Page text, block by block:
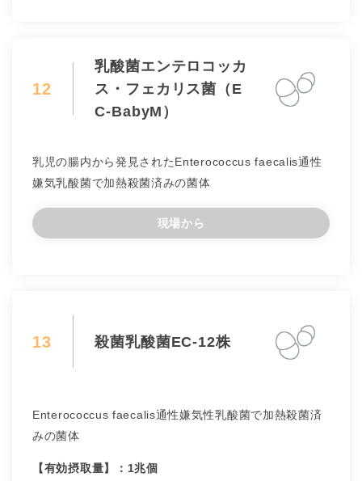
12
乳酸菌エンテロコッカ
ス・フェカリス菌（E
C-BabyM）
乳児の腸内から発見されたEnterococcus faecalis通性
嫌気乳酸菌で加熱殺菌済みの菌体
現場から
13 殺菌乳酸菌EC-12株
Enterococcus faecalis通性嫌気性乳酸菌で加熱殺菌済
みの菌体
【有効摂取量】：1兆個